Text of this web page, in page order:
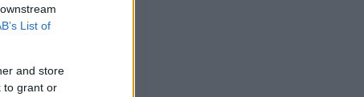
List of
and store
to grant or